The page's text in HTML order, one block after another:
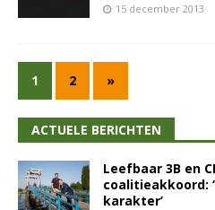
15 december 2013
1 2 »
ACTUELE BERICHTEN
Leefbaar 3B en
coalitieakkoord:
karakter’